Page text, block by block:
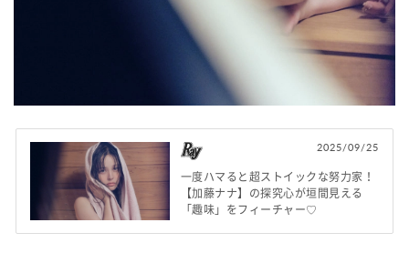
2025/09/25
一度ハマると超ストイックな努力家！
【加藤ナナ】の探究心が垣間見える
「趣味」をフィーチャー♡